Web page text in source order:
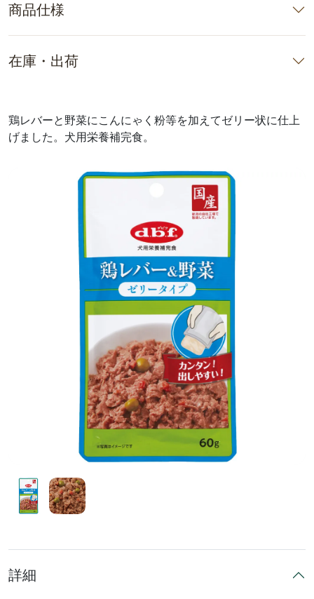
商品仕様
在庫・出荷
鶏レバーと野菜にこんにゃく粉等を加えてゼリー状に仕上
げました。犬用栄養補完食。
詳細